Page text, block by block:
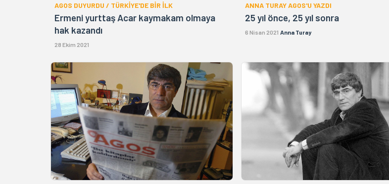
AGOS DUYURDU / TÜRKİYE'DE BİR İLK
Ermeni yurttaş Acar kaymakam olmaya
hak kazandı
28 Ekim 2021
ANNA TURAY AGOS'U YAZDI
25 yıl önce, 25 yıl sonra
6 Nisan 2021 Anna Turay